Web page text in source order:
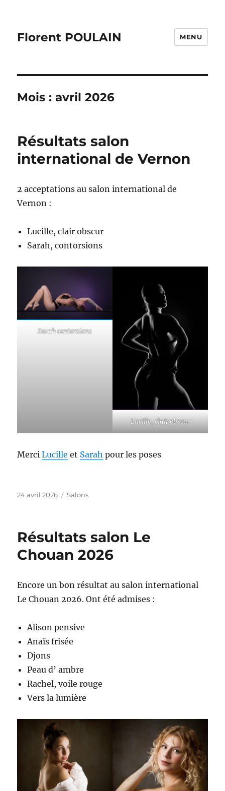
Florent POULAIN MENU
Mois :avril 2026
Résultats salon
international de Vernon
2 acceptations au salon international de
Vernon :
Lucille, clair obscur
Sarah, contorsions
Sarah contorsions
Lucille, clair obscur
MerciLucille et Sarah pour les poses
Publié
24 avril 2026 Catégories
Salons
Résultats salon Le
Chouan 2026
Encore un bon résultat au salon international
Le Chouan 2026. Ont été admises :
Alison pensive
Anaïs frisée
Djons
Peau d’ ambre
Rachel, voile rouge
Vers la lumière